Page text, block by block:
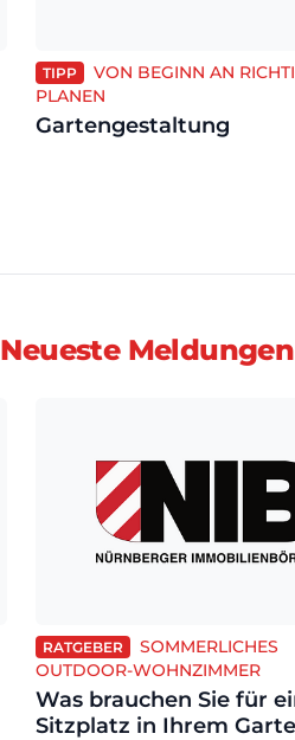
TIPP
VON BEGINN AN
PLANEN
Gartengestaltung
Neueste Meldungen
RATGEBER
SOMMERLICHES
OUTDOOR-WOHNZIMMER
Was brauchen Sie für
Sitzplatz in Ihrem